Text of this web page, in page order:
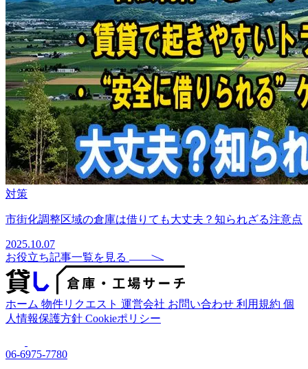
対策
市街化調整区域の倉庫は借りても大丈夫？知られざる注意点
2025.10.07
お役立ち記事一覧を見る
ホーム 物件リクエスト 運営会社 お問い合わせ 利用規約 個
人情報保護方針 Cookieポリシー
06-6975-7780